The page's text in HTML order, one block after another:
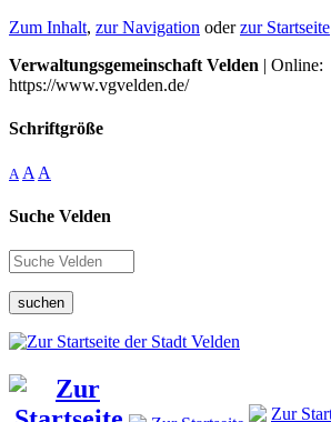
Zum Inhalt, zur Navigation oderzur Startseite
Verwaltungsgemeinschaft Velden | Online:
https://www.vgvelden.de/
Schriftgröße
A A A
Suche Velden
suchen